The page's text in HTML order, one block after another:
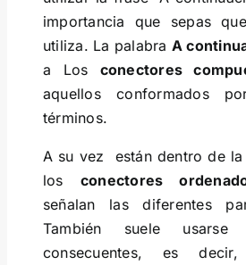
importancia que sepas
utiliza. La palabra A
a Los conectores
aquellos conformados
términos.
A su vez están dentro de
los conectores
señalan las diferentes
También suele usarse
consecuentes, es